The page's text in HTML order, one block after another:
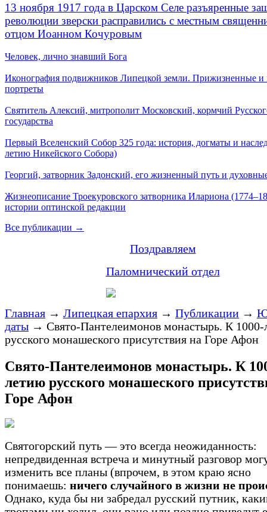
13 ноября 1917 года в Царском Селе разъяренные
революции зверски расправились с местным
отцом Иоанном Кочуровым
Человек, лично знавший Бога
Иконография подвижников Липецкой земли. Прижизненные и
портреты
Святитель Алексий, митрополит Московский, кормчий
государства
Первый Вселенский Собор 325 года: история, догматы и
летию Никейского Собора)
Георгий, затворник Задонский, его жизненный путь и
Жизнеописание Троекуровского затворника Илариона
истории оптинской редакции
Все публикации →
Поздравляем
Паломнический отдел
Главная → Липецкая епархия → Публикации →
даты → Свято-Пантелеимонов монастырь. К
русского монашеского присутствия на Горе Афон
Свято-Пантелеимонов монастырь. К
летию русского монашеского
Горе Афон
Святогорский путь — это всегда неожиданность:
непредвиденная встреча и минутный разговор
изменить все планы (впрочем, в этом краю ясно
понимаешь: ничего случайного в жизни не
Однако, куда бы ни забредал русский путник,